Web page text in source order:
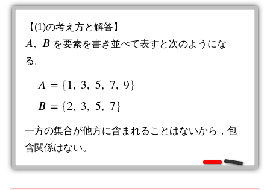
【(1)の考え方と解答】
𝐴, 𝐵
A, B
を要素を書き並べて表すと次のようにな
る。
𝐴 = {1, 3, 5, 7, 9}
𝐵 = {2, 3, 5, 7}
一方の集合が他方に含まれることはないから，包
含関係はない。